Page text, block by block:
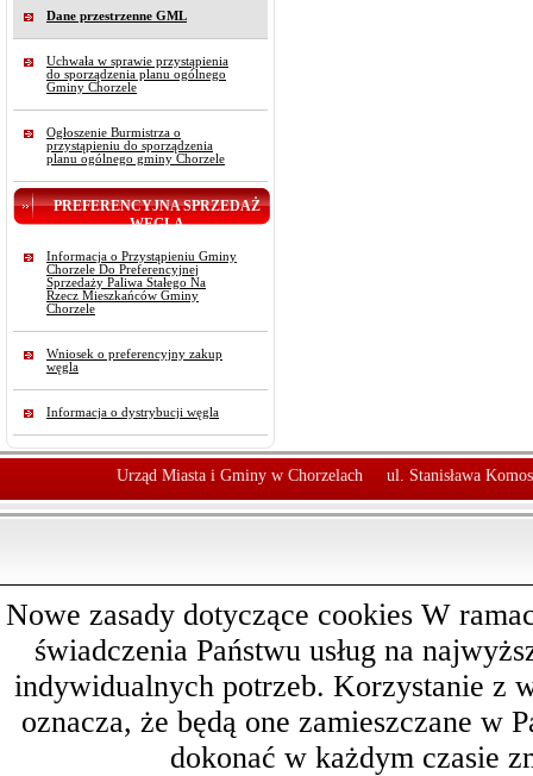
Dane przestrzenne GML
Uchwała w sprawie przystąpienia
do sporządzenia planu ogólnego
Gminy Chorzele
Ogłoszenie Burmistrza o
przystąpieniu do sporządzenia
planu ogólnego gminy Chorzele
PREFERENCYJNA SPRZEDAŻ
WĘGLA
Informacja o Przystąpieniu Gminy
Chorzele Do Preferencyjnej
Sprzedaży Paliwa Stałego Na
Rzecz Mieszkańców Gminy
Chorzele
Wniosek o preferencyjny zakup
węgla
Informacja o dystrybucji węgla
Urząd Miasta i Gminy w Chorzelach ul. Stanisława
Nowe zasady dotyczące cookies W
świadczenia Państwu usług na
indywidualnych potrzeb. Korzystanie z
oznacza, że będą one zamieszczane w
dokonać w każdym czasie